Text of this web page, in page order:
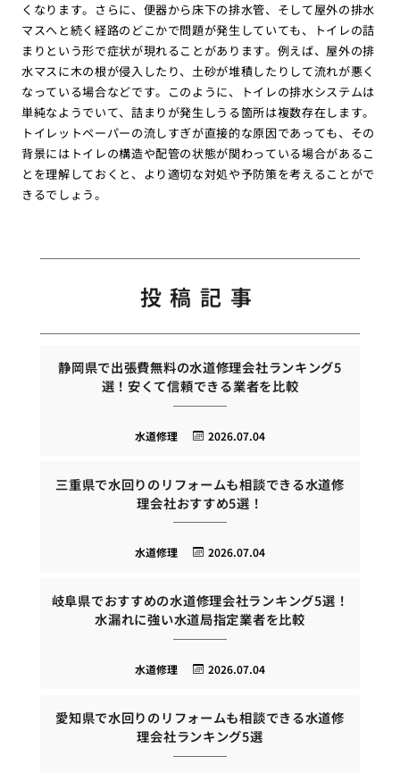
くなります。さらに、便器から床下の排水管、そして屋外の排水
マスへと続く経路のどこかで問題が発生していても、トイレの詰
まりという形で症状が現れることがあります。例えば、屋外の排
水マスに木の根が侵入したり、土砂が堆積したりして流れが悪く
なっている場合などです。このように、トイレの排水システムは
単純なようでいて、詰まりが発生しうる箇所は複数存在します。
トイレットペーパーの流しすぎが直接的な原因であっても、その
背景にはトイレの構造や配管の状態が関わっている場合があるこ
とを理解しておくと、より適切な対処や予防策を考えることがで
きるでしょう。
投稿記事
静岡県で出張費無料の水道修理会社ランキング5
選！安くて信頼できる業者を比較
2026.07.04
水道修理
三重県で水回りのリフォームも相談できる水道修
理会社おすすめ5選！
2026.07.04
水道修理
岐阜県でおすすめの水道修理会社ランキング5選！
水漏れに強い水道局指定業者を比較
2026.07.04
水道修理
愛知県で水回りのリフォームも相談できる水道修
理会社ランキング5選